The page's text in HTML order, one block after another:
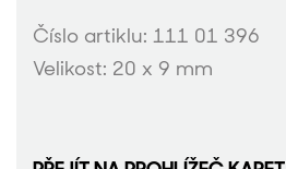
Číslo artiklu: 111 01 396
Velikost: 20 x 9 mm